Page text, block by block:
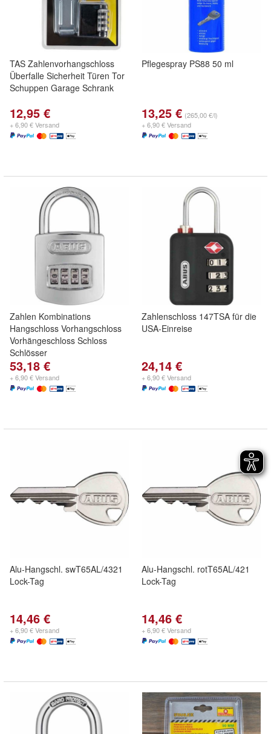
TAS Zahlenvorhangschloss
Überfalle Sicherheit Türen Tor
Schuppen Garage Schrank
12,95 €
+ 6,90 € Versand
Pflegespray PS88 50 ml
13,25 € (265,00 €/l)
+ 6,90 € Versand
Zahlen Kombinations
Hangschloss Vorhangschloss
Vorhängeschloss Schloss
Schlösser
53,18 €
+ 6,90 € Versand
Zahlenschloss 147TSA für die
USA-Einreise
24,14 €
+ 6,90 € Versand
Alu-Hangschl. swT65AL/4321
Lock-Tag
14,46 €
+ 6,90 € Versand
Alu-Hangschl. rotT65AL/421
Lock-Tag
14,46 €
+ 6,90 € Versand